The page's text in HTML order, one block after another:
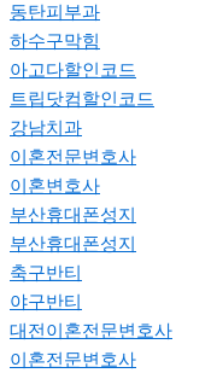
동탄피부과
하수구막힘
아고다할인코드
트립닷컴할인코드
강남치과
이혼전문변호사
이혼변호사
부산휴대폰성지
부산휴대폰성지
축구반티
야구반티
대전이혼전문변호사
이혼전문변호사